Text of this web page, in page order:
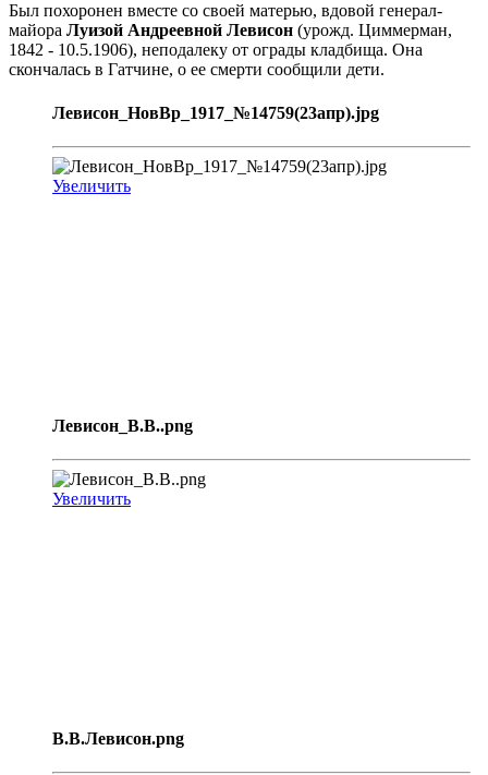
Был похоронен вместе со своей матерью, вдовой генерал-
майора Луизой Андреевной Левисон (урожд. Циммерман,
1842 - 10.5.1906), неподалеку от ограды кладбища. Она
скончалась в Гатчине, о ее смерти сообщили дети.
Левисон_НовВр_1917_№14759(23апр).jpg
Увеличить
Левисон_В.В..png
Увеличить
В.В.Левисон.png